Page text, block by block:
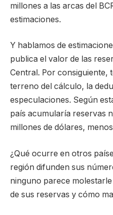
millones a las arcas del
estimaciones.
Y hablamos de
publica el valor de las
Central. Por consiguiente,
terreno del cálculo, la
especulaciones. Según
país acumularía reservas
millones de dólares,
¿Qué ocurre en otros
región difunden sus
ninguno parece
de sus reservas y cómo